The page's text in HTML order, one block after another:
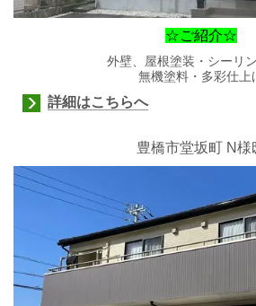
☆ご紹介☆
外壁、屋根塗装・シーリ
無機塗料・多彩仕上
詳細はこちらへ
豊橋市堂坂町 N様